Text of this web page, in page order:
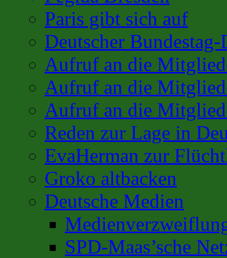
Paris gibt sich auf
Deutscher Bundestag-
Aufruf an die
Aufruf an die
Aufruf an die
Reden zur Lage in
EvaHerman zur
Groko altbacken
Deutsche Medien
SPD-Maas’sche